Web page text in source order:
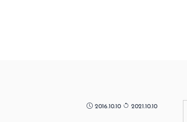
2016.10.10 2021.10.10